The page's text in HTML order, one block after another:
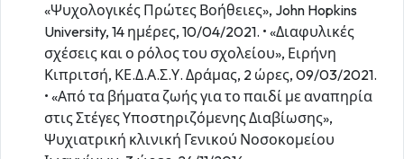
«Ψυχολογικές Πρώτες Βοήθειες», John Hopkins
University, 14 ημέρες, 10/04/2021. • «Διαφυλικές
σχέσεις και ο ρόλος του σχολείου», Ειρήνη
Κιπριτσή, ΚΕ.Δ.Α.Σ.Υ. Δράμας, 2 ώρες, 09/03/2021.
• «Από τα βήματα ζωής για το παιδί με αναπηρία
στις Στέγες Υποστηριζόμενης Διαβίωσης»,
Ψυχιατρική κλινική Γενικού Νοσοκομείου